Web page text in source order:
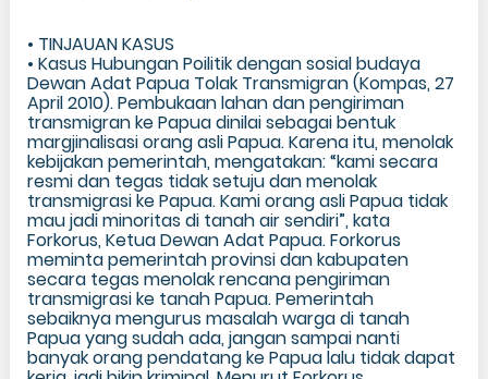
• TINJAUAN KASUS
• Kasus Hubungan Poilitik dengan sosial budaya
Dewan Adat Papua Tolak Transmigran (Kompas, 27
April 2010). Pembukaan lahan dan pengiriman
transmigran ke Papua dinilai sebagai bentuk
margjinalisasi orang asli Papua. Karena itu, menolak
kebijakan pemerintah, mengatakan: “kami secara
resmi dan tegas tidak setuju dan menolak
transmigrasi ke Papua. Kami orang asli Papua tidak
mau jadi minoritas di tanah air sendiri”, kata
Forkorus, Ketua Dewan Adat Papua. Forkorus
meminta pemerintah provinsi dan kabupaten
secara tegas menolak rencana pengiriman
transmigrasi ke tanah Papua. Pemerintah
sebaiknya mengurus masalah warga di tanah
Papua yang sudah ada, jangan sampai nanti
banyak orang pendatang ke Papua lalu tidak dapat